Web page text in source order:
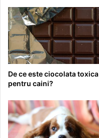
De ce este ciocolata toxica
pentru caini?